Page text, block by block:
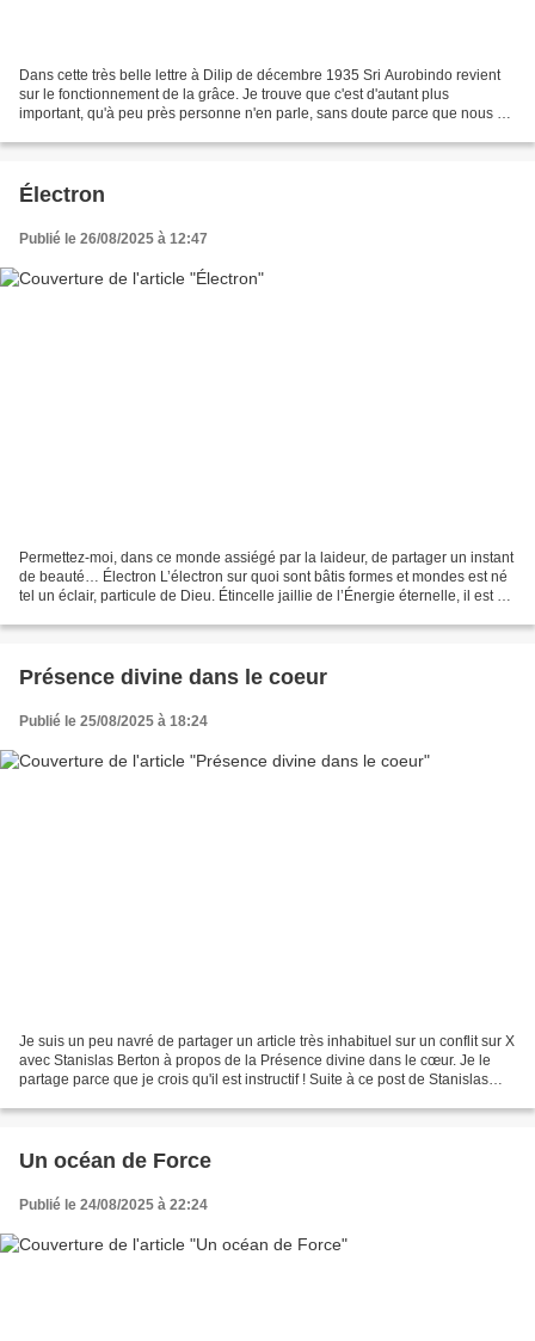
Dans cette très belle lettre à Dilip de décembre 1935 Sri Aurobindo revient
sur le fonctionnement de la grâce. Je trouve que c'est d'autant plus
important, qu'à peu près personne n'en parle, sans doute parce que nous n'y
Électron
Publié le 26/08/2025 à 12:47
Permettez-moi, dans ce monde assiégé par la laideur, de partager un instant
de beauté… Électron L’électron sur quoi sont bâtis formes et mondes est né
tel un éclair, particule de Dieu. Étincelle jaillie de l’Énergie éternelle, il est de
Présence divine dans le coeur
Publié le 25/08/2025 à 18:24
Je suis un peu navré de partager un article très inhabituel sur un conflit sur X
avec Stanislas Berton à propos de la Présence divine dans le cœur. Je le
partage parce que je crois qu'il est instructif ! Suite à ce post de Stanislas
Un océan de Force
Publié le 24/08/2025 à 22:24